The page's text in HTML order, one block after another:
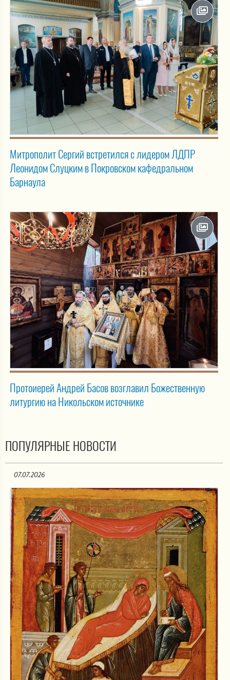
Митрополит Сергий встретился с лидером ЛДПР
Леонидом Слуцким в Покровском кафедральном
Барнаула
Протоиерей Андрей Басов возглавил Божественную
литургию на Никольском источнике
ПОПУЛЯРНЫЕ НОВОСТИ
07.07.2026